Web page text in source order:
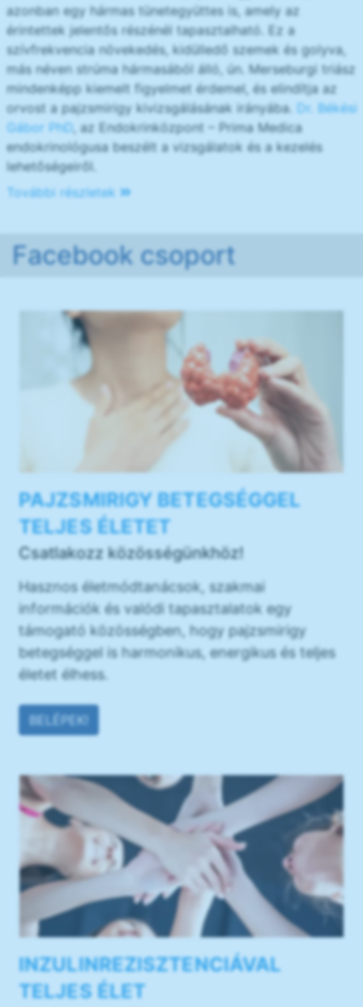
azonban egy hármas tünetegyüttes is, amely az
érintettek jelentős részénél tapasztalható. Ez a
szívfrekvencia növekedés, kidülledő szemek és golyva,
más néven strúma hármasából álló, ún. Merseburgi triász
mindenképp kiemelt figyelmet érdemel, és elindítja az
orvost a pajzsmirigy kivizsgálásának irányába. Dr. Békési
Gábor PhD, az Endokrinközpont – Prima Medica
endokrinológusa beszélt a vizsgálatok és a kezelés
lehetőségeiről.
További részletek
Facebook csoport
PAJZSMIRIGY BETEGSÉGGEL
TELJES ÉLETET
Csatlakozz közösségünkhöz!
Hasznos életmódtanácsok, szakmai
információk és valódi tapasztalatok egy
támogató közösségben, hogy pajzsmirigy
betegséggel is harmonikus, energikus és teljes
életet élhess.
BELÉPEK!
INZULINREZISZTENCIÁVAL
TELJES ÉLET